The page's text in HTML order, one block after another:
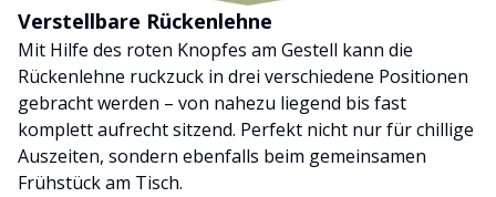
Verstellbare Rückenlehne
Mit Hilfe des roten Knopfes am Gestell kann die
Rückenlehne ruckzuck in drei verschiedene Positionen
gebracht werden – von nahezu liegend bis fast
komplett aufrecht sitzend. Perfekt nicht nur für chillige
Auszeiten, sondern ebenfalls beim gemeinsamen
Frühstück am Tisch.